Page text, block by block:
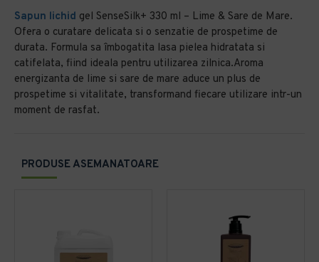
PRODUSE ASEMANATOARE
Sapun lichid gel SenseSilk+ 330 ml – Lime & Sare de Mare.
Ofera o curatare delicata si o senzatie de prospetime de
durata. Formula sa îmbogatita lasa pielea hidratata si
catifelata, fiind ideala pentru utilizarea zilnica.Aroma
energizanta de lime si sare de mare aduce un plus de
prospetime si vitalitate, transformand fiecare utilizare intr-un
moment de rasfat.